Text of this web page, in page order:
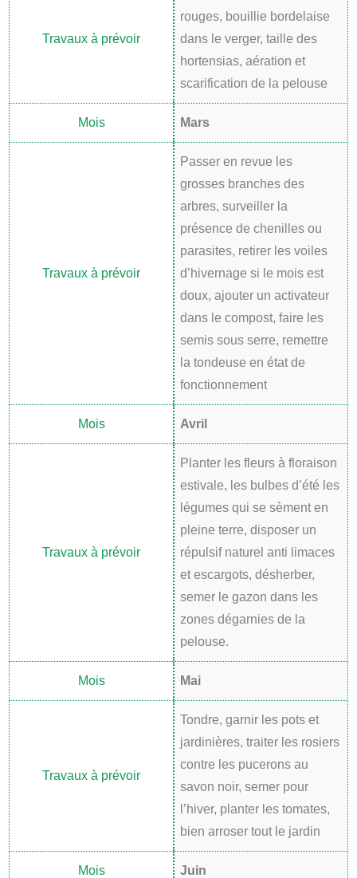
rouges, bouillie bordelaise
dans le verger, taille des
hortensias, aération et
scarification de la pelouse
Mars
Passer en revue les
grosses branches des
arbres, surveiller la
présence de chenilles ou
parasites, retirer les voiles
d’hivernage si le mois est
doux, ajouter un activateur
dans le compost, faire les
semis sous serre, remettre
la tondeuse en état de
fonctionnement
Avril
Planter les fleurs à floraison
estivale, les bulbes d’été les
légumes qui se sèment en
pleine terre, disposer un
répulsif naturel anti limaces
et escargots, désherber,
semer le gazon dans les
zones dégarnies de la
pelouse.
Mai
Tondre, garnir les pots et
jardinières, traiter les rosiers
contre les pucerons au
savon noir, semer pour
l’hiver, planter les tomates,
bien arroser tout le jardin
Juin